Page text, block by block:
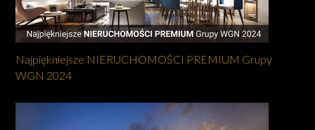
Najpiękniejsze NIERUCHOMOŚCI PREMIUM Grupy
WGN 2024